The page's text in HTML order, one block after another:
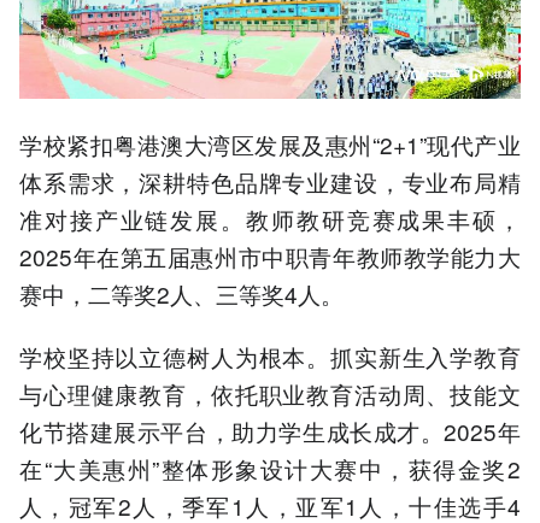
学校紧扣粤港澳大湾区发展及惠州“2+1”现代产业
体系需求，深耕特色品牌专业建设，专业布局精
准对接产业链发展。教师教研竞赛成果丰硕，
2025年在第五届惠州市中职青年教师教学能力大
赛中，二等奖2人、三等奖4人。
学校坚持以立德树人为根本。抓实新生入学教育
与心理健康教育，依托职业教育活动周、技能文
化节搭建展示平台，助力学生成长成才。2025年
在“大美惠州”整体形象设计大赛中，获得金奖2
人，冠军2人，季军1人，亚军1人，十佳选手4